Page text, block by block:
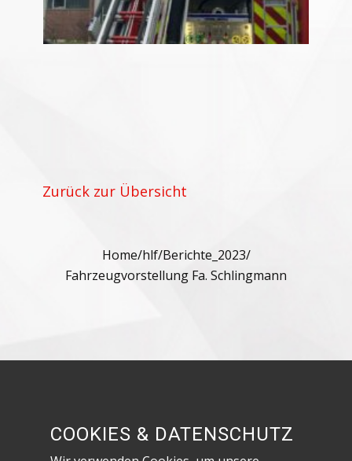
Zurück zur Übersicht
Home/hlf/Berichte_2023/
Fahrzeugvorstellung Fa. Schlingmann
COOKIES & DATENSCHUTZ